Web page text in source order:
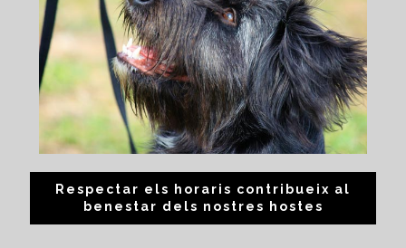
Respectar els horaris contribueix al
benestar dels nostres hostes